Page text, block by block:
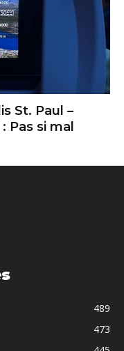
St. Paul –
Pas si mal
489
473